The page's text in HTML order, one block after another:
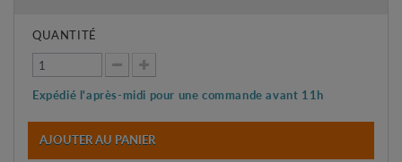
QUANTITÉ
Expédié l'après-midi pour une commande avant 11h
AJOUTER AU PANIER